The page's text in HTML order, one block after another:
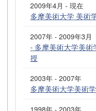
2009年4月 - 現在
多摩美術大学 美術
2007年 - 2009年3月
- 多摩美術大学美
授
2003年 - 2007年
多摩美術大学美術
1998年 - 2003年